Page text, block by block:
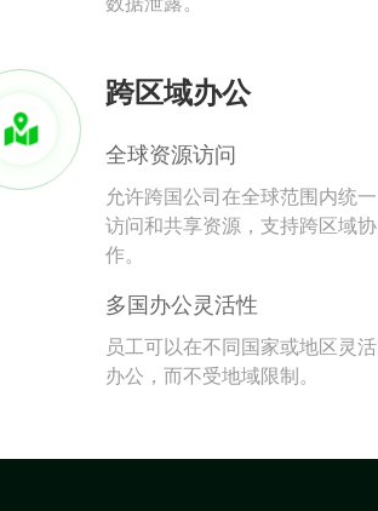
跨区域办公
全球资源访问
允许跨国公司在全球范围内统一
访问和共享资源，支持跨区域协
作。
多国办公灵活性
员工可以在不同国家或地区灵活
办公，而不受地域限制。